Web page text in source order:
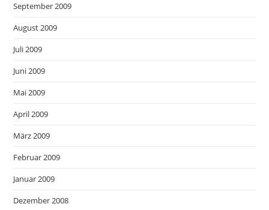
September 2009
August 2009
Juli 2009
Juni 2009
Mai 2009
April 2009
März 2009
Februar 2009
Januar 2009
Dezember 2008